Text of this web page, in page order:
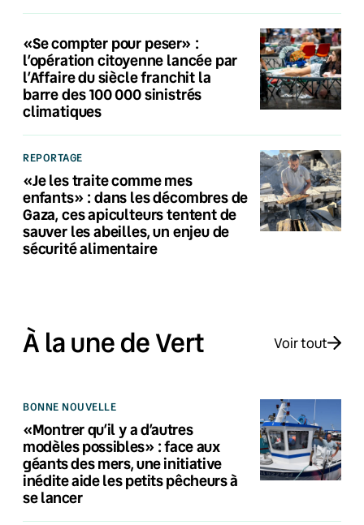
«Se compter pour peser» :
l’opération citoyenne lancée par
l’Affaire du siècle franchit la
barre des 100 000 sinistrés
climatiques
REPORTAGE
«Je les traite comme mes
enfants» : dans les décombres de
Gaza, ces apiculteurs tentent de
sauver les abeilles, un enjeu de
sécurité alimentaire
À la une de Vert Voir tout
BONNE NOUVELLE
«Montrer qu’il y a d’autres
modèles possibles» : face aux
géants des mers, une initiative
inédite aide les petits pêcheurs à
se lancer